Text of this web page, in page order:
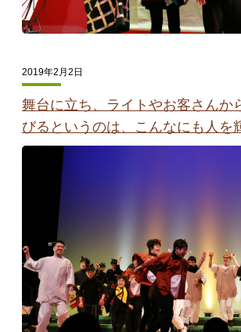
2019年2月2日
舞台に立ち、ライトやお客さんか
びるというのは、こんなにも人を